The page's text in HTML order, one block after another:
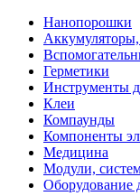
Нанопорошки
Герметики
Инструменты
Клеи
Компаунды
Компоненты
Медицина
Модули,
Оборудование